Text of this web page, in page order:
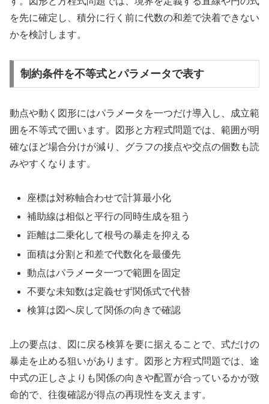
を先に確定し、積分に行く前に代数の和差で決着できない
かを検討します。
制約条件を不等式とパラメータで表す
動点や動く図形にはパラメータを一つだけ導入し、成立範
囲を不等式で囲います。図形と方程式問題では、範囲が明
確なほど場合分けが減り、グラフの接点や交点の個数も読
みやすくなります。
座標は対称軸合わせで計算最小化
補助線は相似と平行の同時生成を狙う
距離は二乗化して根号の暴走を抑える
面積は分割と和差で代数化を最優先
動点はパラメータ一つで範囲を固定
不要な未知数は定義せず関係式で代替
検算は図へ戻して関係の向きで確認
上の要点は、図に戻る検算を要に据えることで、式だけの
暴走を止める狙いがあります。図形と方程式問題では、途
中式の正しさよりも関係の向きや配置が合っているかが致
命的で、往復確認が得点の再現性を支えます。